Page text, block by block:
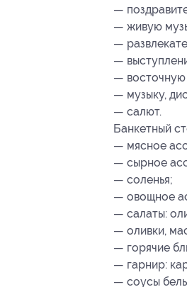
—
— живую
—
—
— восточную
— музыку,
— салют.
Банкетный
— мясное
— сырное
— соленья;
— овощное
— салаты:
— оливки,
— горячие
— гарнир:
— соусы